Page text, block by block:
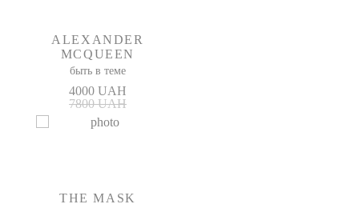
ALEXANDER
MCQUEEN
быть в теме
4000 UAH
7800 UAH
THE MASK